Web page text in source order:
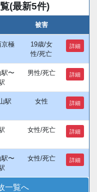
(最新5件)
被害
京極
19歳/女
性/死亡
詳細
〜
男性/死亡 詳細
駅 女性 詳細
女性/死亡 詳細
〜
女性/死亡 詳細
一覧へ